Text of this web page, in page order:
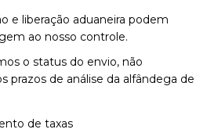
e liberação aduaneira podem
ao nosso controle.
o status do envio, não
prazos de análise da alfândega de
de taxas